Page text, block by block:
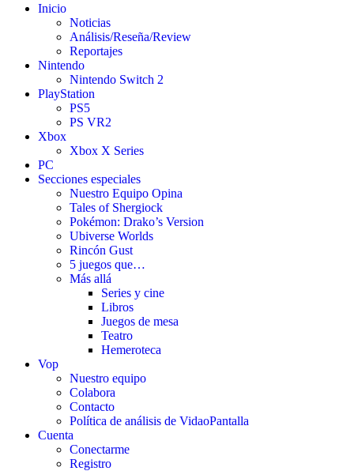
Inicio
Noticias
Análisis/Reseña/Review
Reportajes
Nintendo
Nintendo Switch 2
PlayStation
PS5
PS VR2
Xbox
Xbox X Series
PC
Secciones especiales
Nuestro Equipo Opina
Tales of Shergiock
Pokémon: Drako’s Version
Ubiverse Worlds
Rincón Gust
5 juegos que…
Más allá
Series y cine
Libros
Juegos de mesa
Teatro
Hemeroteca
Vop
Nuestro equipo
Colabora
Contacto
Política de análisis de VidaoPantalla
Cuenta
Conectarme
Registro